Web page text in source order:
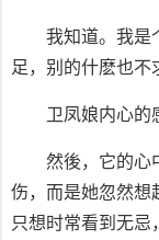
我知道。我是
足，别的什麽也不
卫凤娘内心的
然後，它的心
伤，而是她忽然想
只想时常看到无忌